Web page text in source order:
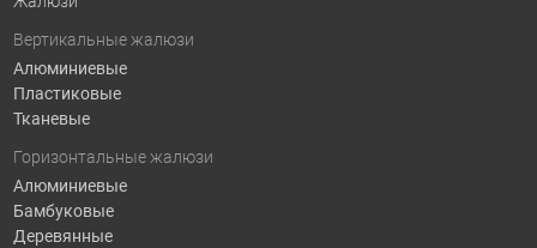
Вертикальные жалюзи
Алюминиевые
Пластиковые
Тканевые
Горизонтальные жалюзи
Алюминиевые
Бамбуковые
Деревянные